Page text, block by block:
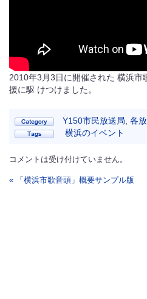
2010年3月3日に開催された 横浜
援に駆 けつけました。
Y150市民放送局, 各
横浜のイベント
コメントは受け付けていません。
« 「横浜市歌音頭」概要サンプル版